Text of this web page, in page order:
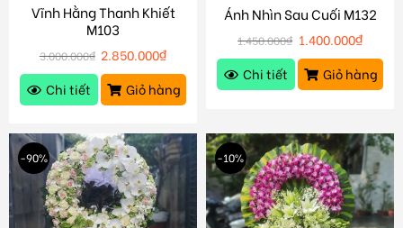
Vĩnh Hằng Thanh Khiết
M103
3.000.000₫ 2.850.000₫
Chi tiết
Giỏ hàng
Ánh Nhìn Sau Cuối M132
1.450.000₫ 1.400.000₫
Chi tiết
Giỏ hàng
-90% -10%